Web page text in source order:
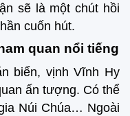
sẽ là một chút hồi
cuốn hút.
quan nổi tiếng
biển, vịnh Vĩnh Hy
ấn tượng. Có thể
Núi Chúa… Ngoài